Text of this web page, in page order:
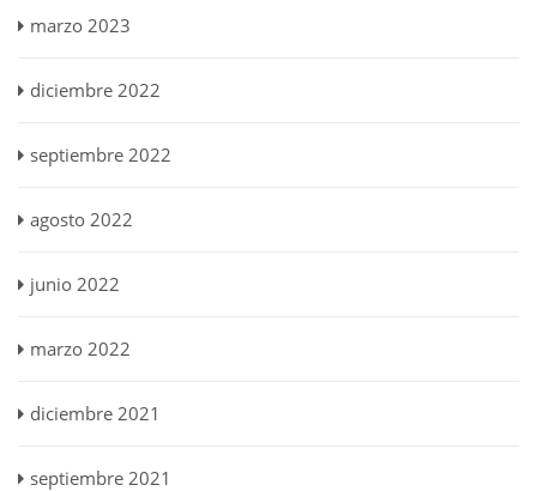
marzo 2023
diciembre 2022
septiembre 2022
agosto 2022
junio 2022
marzo 2022
diciembre 2021
septiembre 2021